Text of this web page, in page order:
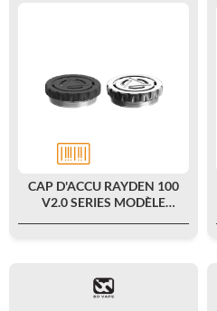
CAP D'ACCU RAYDEN 100
V2.0 SERIES MODÈLE